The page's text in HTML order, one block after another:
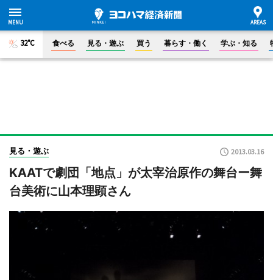
32°C 食べる 見る・遊ぶ 買う 暮らす・働く 学ぶ・知る
見る・遊ぶ 2013.03.16
KAATで劇団「地点」が太宰治原作の舞台ー舞
台美術に山本理顕さん